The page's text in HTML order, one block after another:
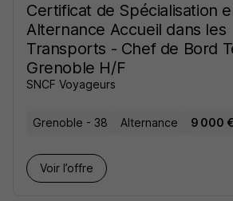
Certificat de Spécialisation
Alternance Accueil dans les
Transports - Chef de Bord
Grenoble H/F
SNCF Voyageurs
Grenoble - 38 Alternance 9 000
Voir l’offre